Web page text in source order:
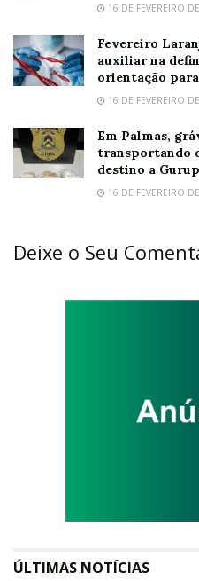
16 DE FEVEREIRO
Fevereiro
auxiliar na
orientação
16 DE FEVEREIRO
Em Palmas,
transportando
destino a
16 DE FEVEREIRO
Deixe o Seu
ÚLTIMAS NOTÍCIAS